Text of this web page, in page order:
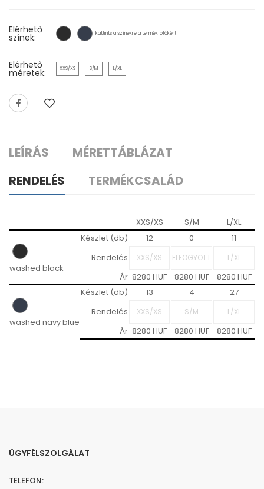
Elérhető
színek: kattints a színekre a termékfotókért
Elérhető
méretek: XXS/XS S/M L/XL
LEÍRÁS
MÉRETTÁBLÁZAT
RENDELÉS
TERMÉKCSALÁD
XXS/XS S/M L/XL
washed black
Készlet (db) 12 0
11
Rendelés
Ár 8280 HUF 8280 HUF 8280 HUF
washed navy blue
Készlet (db) 13 4
27
Rendelés
Ár 8280 HUF 8280 HUF 8280 HUF
ÜGYFÉLSZOLGÁLAT
TELEFON: